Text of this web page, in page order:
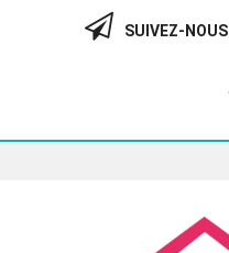
SUIVEZ-NOUS